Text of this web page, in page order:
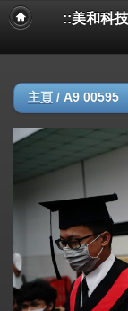
::美和科
主頁 / A9 00595